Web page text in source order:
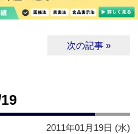
次の記事 »
2011年01月19日 (水)